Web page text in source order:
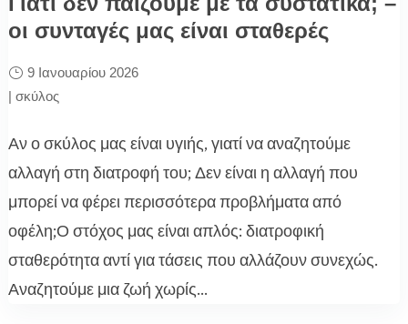
οι συνταγές μας είναι σταθερές
9 Ιανουαρίου 2026
| σκύλος
Αν ο σκύλος μας είναι υγιής, γιατί να αναζητούμε
αλλαγή στη διατροφή του; Δεν είναι η αλλαγή που
μπορεί να φέρει περισσότερα προβλήματα από
οφέλη;Ο στόχος μας είναι απλός: διατροφική
σταθερότητα αντί για τάσεις που αλλάζουν συνεχώς.
Αναζητούμε μια ζωή χωρίς...